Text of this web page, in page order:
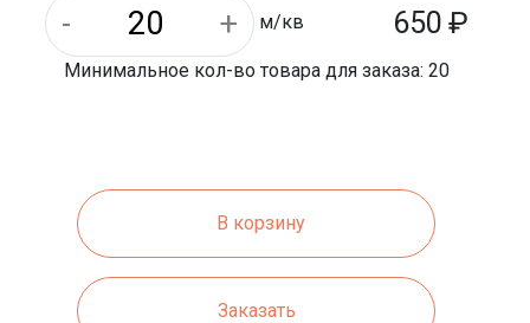
Вес 1 паллета: 600 кг
м/кв 650 ₽
Минимальное кол-во товара для заказа: 20
В корзину
Заказать